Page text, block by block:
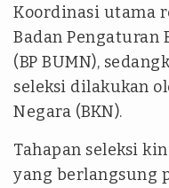
Koordinasi utama
Badan Pengaturan
(BP BUMN),
seleksi dilakukan
Negara (BKN).
Tahapan seleksi
yang berlangsung